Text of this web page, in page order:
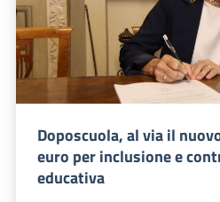
Doposcuola, al via il
euro per inclusione e
educativa